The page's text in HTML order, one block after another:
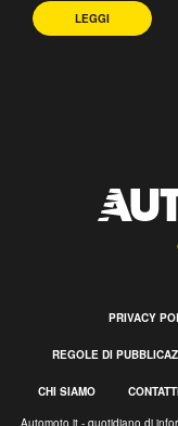
LEGGI
PRIVACY
REGOLE DI
CHI SIAMO
Automoto.it - quotidiano di